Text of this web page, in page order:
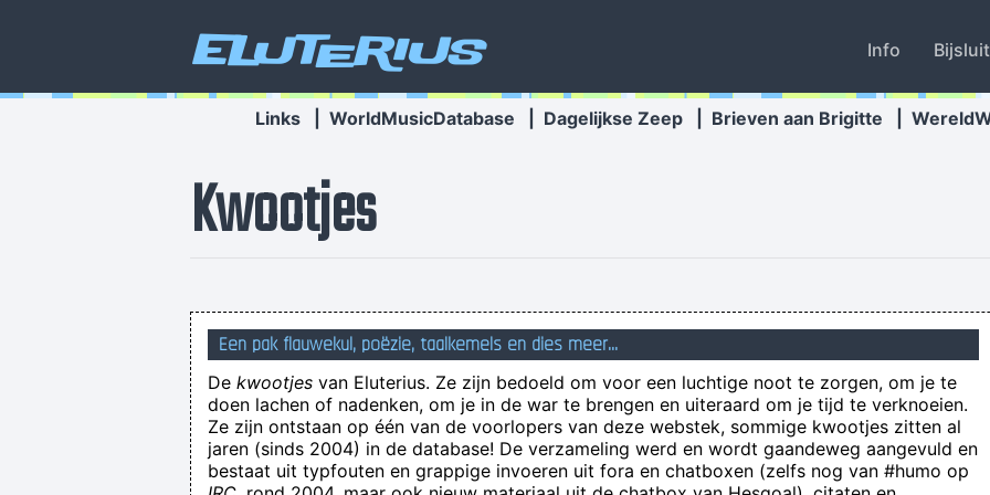
Eluterius Info
Links WorldMusicDatabase Dagelijkse Zeep Brieven aan Brigitte
Kwootjes
Turkeys Saved For Breeding
Hier had JOUW kwootje
Een pak flauwekul, poëzie, taalkemels en dies meer...
De kwootjes van Eluterius. Ze zijn bedoeld om voor een luchtige noot te zorgen, om je te
doen lachen of nadenken, om je in de war te brengen en uiteraard om je tijd te verknoeien.
Ze zijn ontstaan op één van de voorlopers van deze webstek, sommige kwootjes zitten al
jaren (sinds 2004) in de database! De verzameling werd en wordt gaandeweg aangevuld en
bestaat uit typfouten en grappige invoeren uit fora en chatboxen (zelfs nog van #humo op